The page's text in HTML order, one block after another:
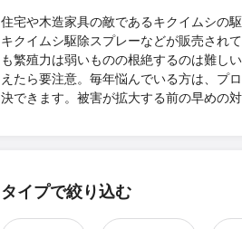
住宅や木造家具の敵であるキクイムシの
キクイムシ駆除スプレーなどが販売され
も繁殖力は弱いものの根絶するのは難し
えたら要注意。毎年悩んでいる方は、プ
決できます。被害が拡大する前の早めの対
タイプで絞り込む